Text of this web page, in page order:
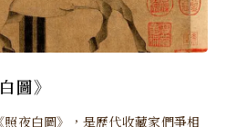
圖》
夜白圖》，是歷代收藏家們爭相